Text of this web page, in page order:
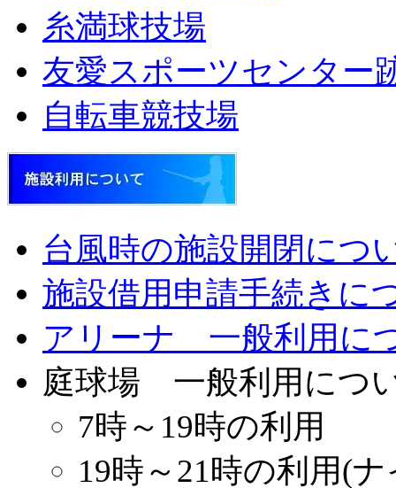
糸満球技場
友愛スポーツセンター
自転車競技場
台風時の施設開閉につ
施設借用申請手続きに
アリーナ 一般利用に
庭球場 一般利用につ
7時～19時の利用
19時～21時の利用(